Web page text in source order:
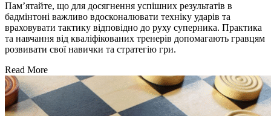
Пам’ятайте, що для досягнення успішних результатів в
бадмінтоні важливо вдосконалювати техніку ударів та
враховувати тактику відповідно до руху суперника. Практика
та навчання від кваліфікованих тренерів допомагають гравцям
розвивати свої навички та стратегію гри.
Read More